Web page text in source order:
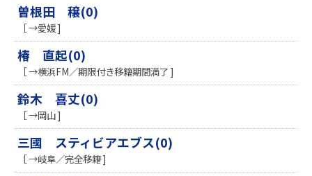
曽根田 穣(0)
［ →愛媛 ]
椿 直起(0)
［ →横浜FM／期限付き移籍期間満了 ]
鈴木 喜丈(0)
［ →岡山 ]
三國 スティビアエブス(0)
［ →岐阜／完全移籍 ]